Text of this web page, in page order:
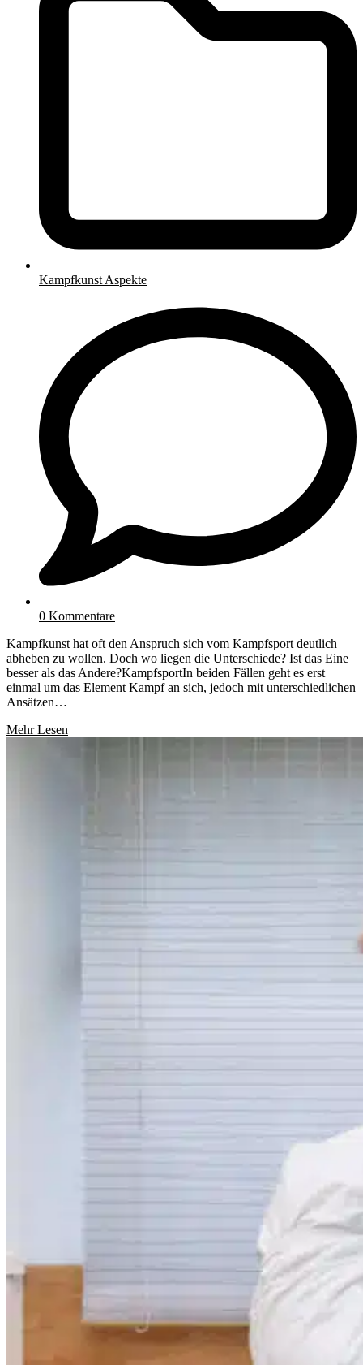
Kampfkunst Aspekte
0 Kommentare
Kampfkunst hat oft den Anspruch sich vom Kampfsport deutlich
abheben zu wollen. Doch wo liegen die Unterschiede? Ist das Eine
besser als das Andere?KampfsportIn beiden Fällen geht es erst
einmal um das Element Kampf an sich, jedoch mit unterschiedlichen
Ansätzen…
Mehr Lesen